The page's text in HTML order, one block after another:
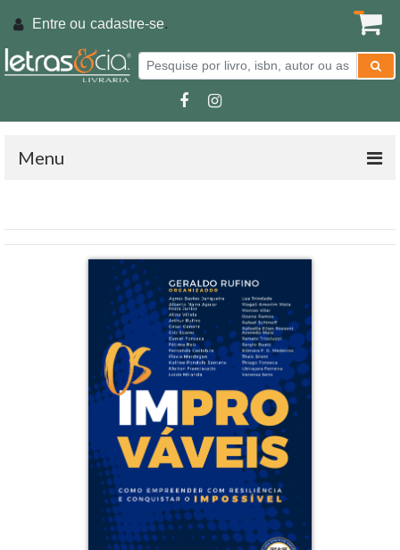
Entre ou cadastre-se.
Menu